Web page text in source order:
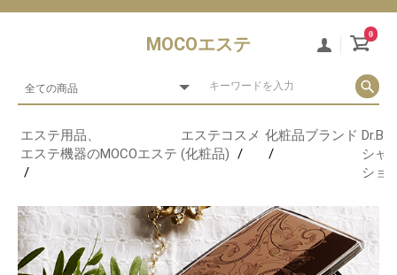
MOCOエステ
0
エステ用品、
エステ機器のMOCOエステ
エステコスメ
(化粧品)
化粧品ブランド
シャ
ショ